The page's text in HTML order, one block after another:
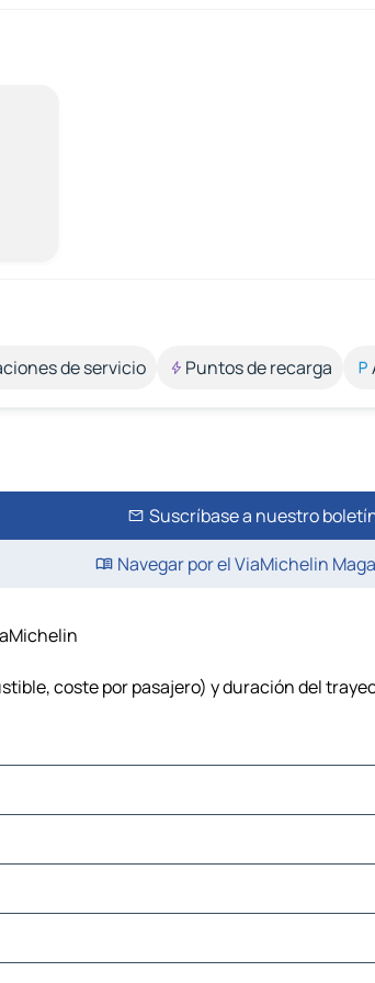
de servicio Puntos de recarga
Suscríbase a nuestro
Navegar por el ViaMichelin
coste por pasajero) y duración del